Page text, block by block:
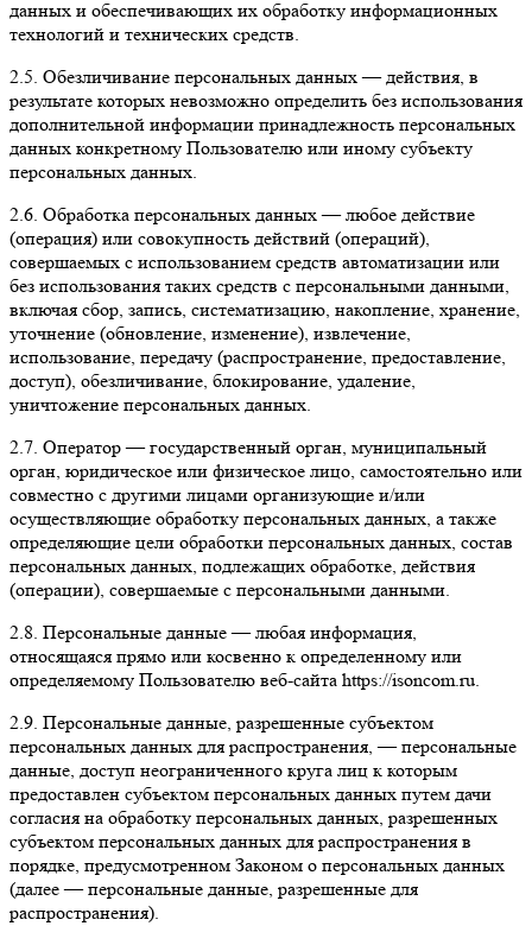
данных и обеспечивающих их обработку информационных
технологий и технических средств.
2.5. Обезличивание персональных данных — действия, в
результате которых невозможно определить без использования
дополнительной информации принадлежность персональных
данных конкретному Пользователю или иному субъекту
персональных данных.
2.6. Обработка персональных данных — любое действие
(операция) или совокупность действий (операций),
совершаемых с использованием средств автоматизации или
без использования таких средств с персональными данными,
включая сбор, запись, систематизацию, накопление, хранение,
уточнение (обновление, изменение), извлечение,
использование, передачу (распространение, предоставление,
доступ), обезличивание, блокирование, удаление,
уничтожение персональных данных.
2.7. Оператор — государственный орган, муниципальный
орган, юридическое или физическое лицо, самостоятельно или
совместно с другими лицами организующие и/или
осуществляющие обработку персональных данных, а также
определяющие цели обработки персональных данных, состав
персональных данных, подлежащих обработке, действия
(операции), совершаемые с персональными данными.
2.8. Персональные данные — любая информация,
относящаяся прямо или косвенно к определенному или
определяемому Пользователю веб-сайта https://isoncom.ru.
2.9. Персональные данные, разрешенные субъектом
персональных данных для распространения, — персональные
данные, доступ неограниченного круга лиц к которым
предоставлен субъектом персональных данных путем дачи
согласия на обработку персональных данных, разрешенных
субъектом персональных данных для распространения в
порядке, предусмотренном Законом о персональных данных
(далее — персональные данные, разрешенные для
распространения).